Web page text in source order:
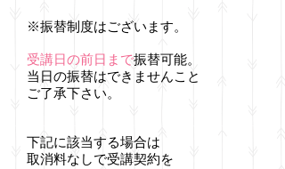
※振替制度はございます。
受講日の前日まで振替可能。
当日の振替はできませんこと
ご了承下さい。
下記に該当する場合は
取消料なしで受講契約を